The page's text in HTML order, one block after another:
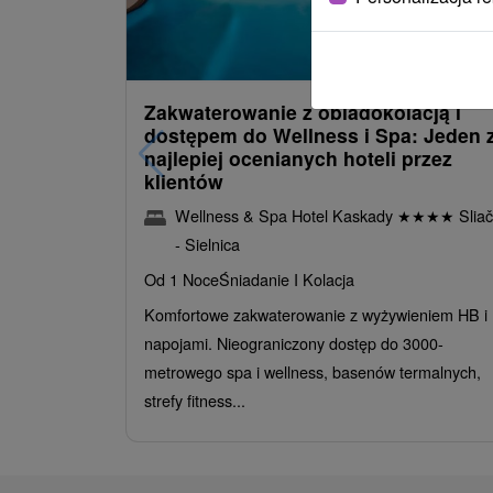
485,30
Zakwaterowanie z obiadokolacją i
dostępem do Wellness i Spa: Jeden
najlepiej ocenianych hoteli przez
klientów
Wellness & Spa Hotel Kaskady ★★★★ Sliač
- Sielnica
Od 1 NoceŚniadanie I Kolacja
Komfortowe zakwaterowanie z wyżywieniem HB i
napojami. Nieograniczony dostęp do 3000-
metrowego spa i wellness, basenów termalnych,
strefy fitness...